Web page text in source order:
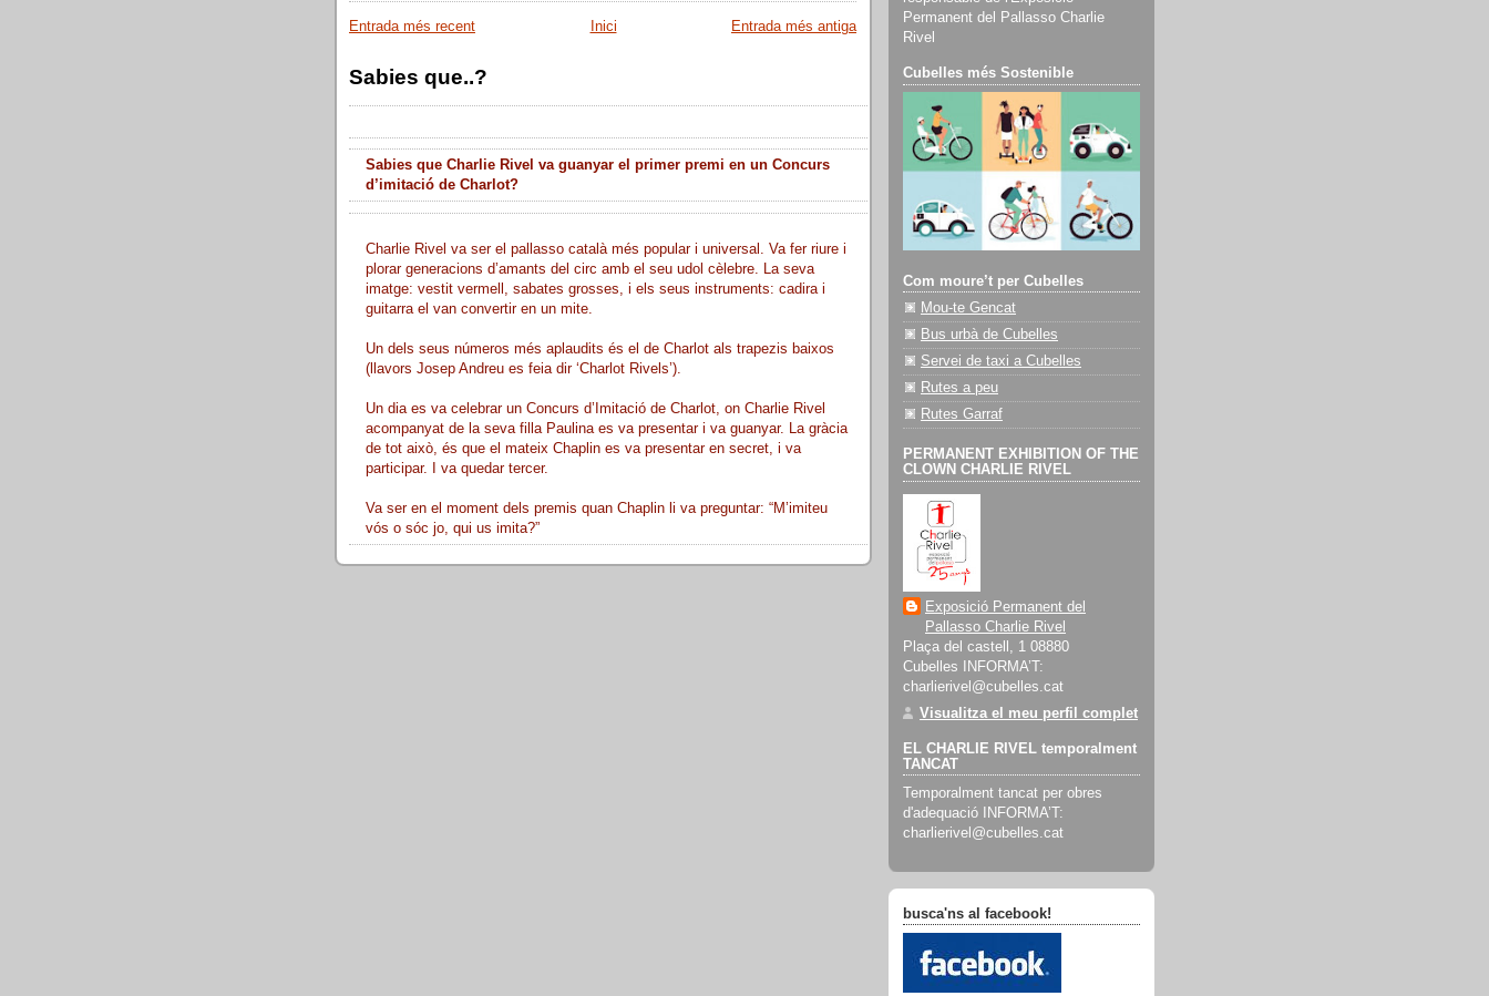
Entrada més recent Entrada més antiga
Inici
Sabies que..?
Sabies que Charlie Rivel va guanyar el primer premi en un Concurs
d’imitació de Charlot?
Charlie Rivel va ser el pallasso català més popular i universal. Va fer riure i
plorar generacions d’amants del circ amb el seu udol cèlebre. La seva
imatge: vestit vermell, sabates grosses, i els seus instruments: cadira i
guitarra el van convertir en un mite.
Un dels seus números més aplaudits és el de Charlot als trapezis baixos
(llavors Josep Andreu es feia dir ‘Charlot Rivels’).
Un dia es va celebrar un Concurs d’Imitació de Charlot, on Charlie Rivel
acompanyat de la seva filla Paulina es va presentar i va guanyar. La gràcia
de tot això, és que el mateix Chaplin es va presentar en secret, i va
participar. I va quedar tercer.
Va ser en el moment dels premis quan Chaplin li va preguntar: “M’imiteu
vós o sóc jo, qui us imita?”
Permanent del Pallasso Charlie
Rivel
Cubelles més Sostenible
Com moure’t per Cubelles
Mou-te Gencat
Bus urbà de Cubelles
Servei de taxi a Cubelles
Rutes a peu
Rutes Garraf
PERMANENT EXHIBITION OF THE
CLOWN CHARLIE RIVEL
Exposició Permanent del
Pallasso Charlie Rivel
Plaça del castell, 1 08880
Cubelles INFORMA’T:
charlierivel@cubelles.cat
Visualitza el meu perfil complet
EL CHARLIE RIVEL temporalment
TANCAT
Temporalment tancat per obres
d'adequació INFORMA’T:
charlierivel@cubelles.cat
busca'ns al facebook!